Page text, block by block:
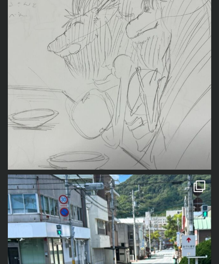
一番上の「奥の院」までは1300段以上の階段